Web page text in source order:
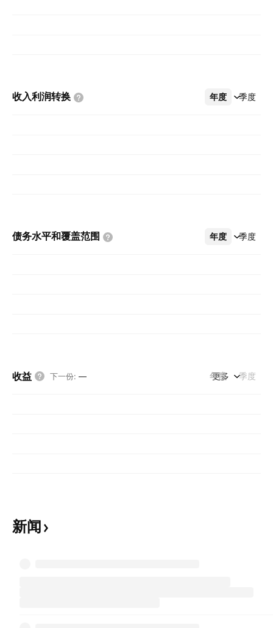
收入利润转换 年度 季度
更多
债务水平和覆盖范围 年度 季度
更多
收益 下一份: — 年度 季度
更多
新闻